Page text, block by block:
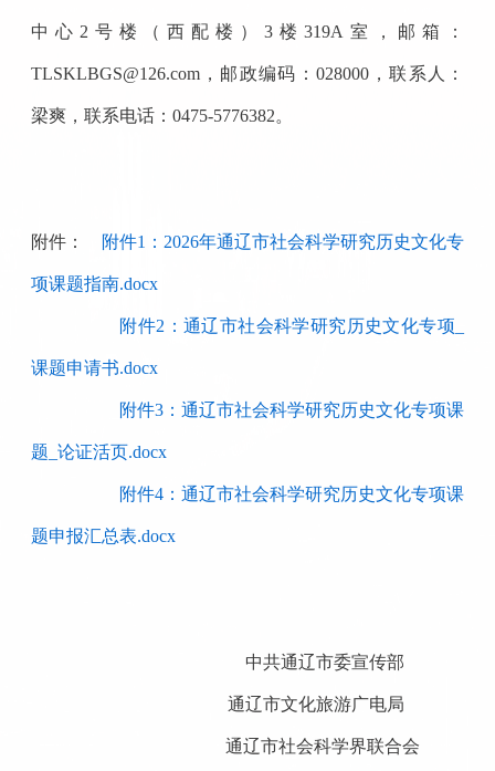
中心 2 号 楼 （西配楼 ） 3楼 319A 室，邮箱 ：
TLSKLBGS@126.com，邮政编码： 028000，联系人：
梁爽， 联系电话： 0475-5776382。
附件： 附件1：2026年通辽市社会科学研究历史文化专
项课题指南.docx
附件2：通辽市社会科学研究历史文化专项_
课题申请书.docx
附件3：通辽市社会科学研究历史文化专项课
题_论证活页.docx
附件4：通辽市社会科学研究历史文化专项课
题申报汇总表.docx
中共通辽市委宣传部
通辽市文化旅游广电局
通辽市社会科学界联合会